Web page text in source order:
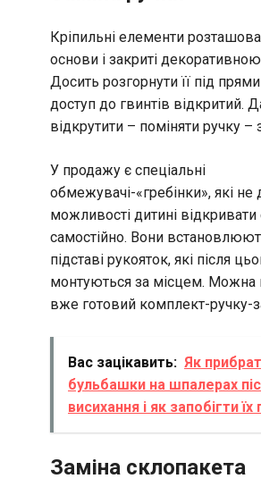
Кріпильні елементи
основи і закриті
Досить розгорнути її під
доступ до гвинтів відкритий.
відкрутити – поміняти ручку –
У продажу є спеціальні
обмежувачі-«гребінки», які не
можливості дитині відкривати
самостійно. Вони
підставі рукояток, які після
монтуються за місцем. Можна
вже готовий комплект-ручку-
Вас зацікавить: Як
бульбашки на шпалерах
висихання і як запобігти їх
Заміна склопакета